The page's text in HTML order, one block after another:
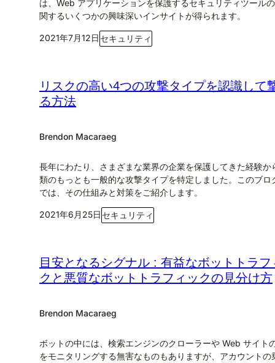
は、Web アプリケーションを保護するセキュリティツール
関するいくつかの興味深いインサイトが得られます。
2021年7月12日 セキュリティ
リスクの高い4つの攻撃タイプを認識して
る方法
Brendon Macaraeg
長年にわたり、さまざまな業界の企業を保護してきた経験か
類のもっとも一般的な攻撃タイプを特定しました。このブロ
では、その仕組みと対策をご紹介します。
2021年6月25日 セキュリティ
目安となるシグナル : 有益なボットトラフ
クと悪質なボットトラフィックの見分け方
Brendon Macaraeg
ボットの中には、検索エンジンのクローラーや Web サイト
をモニタリングする無害なものもありますが、アカウントの